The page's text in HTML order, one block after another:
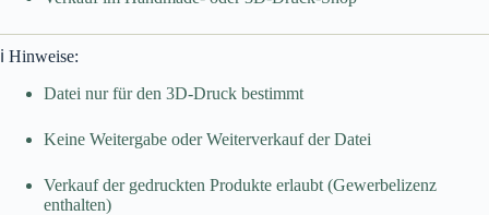
ℹ️ Hinweise:
Datei nur für den 3D-Druck bestimmt
Keine Weitergabe oder Weiterverkauf der Datei
Verkauf der gedruckten Produkte erlaubt (Gewerbelizenz
enthalten)